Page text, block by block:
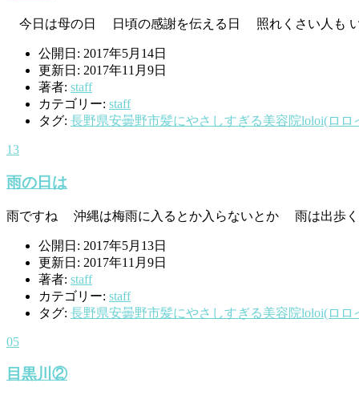
今日は母の日 日頃の感謝を伝える日 照れくさい人も
公開日: 2017年5月14日
更新日: 2017年11月9日
著者: staff
カテゴリー: staff
タグ: 長野県安曇野市髪にやさしすぎる美容院loloi(ロロ
13
雨の日は
雨ですね 沖縄は梅雨に入るとか入らないとか 雨は出歩
公開日: 2017年5月13日
更新日: 2017年11月9日
著者: staff
カテゴリー: staff
タグ: 長野県安曇野市髪にやさしすぎる美容院loloi(ロロ
05
目黒川②